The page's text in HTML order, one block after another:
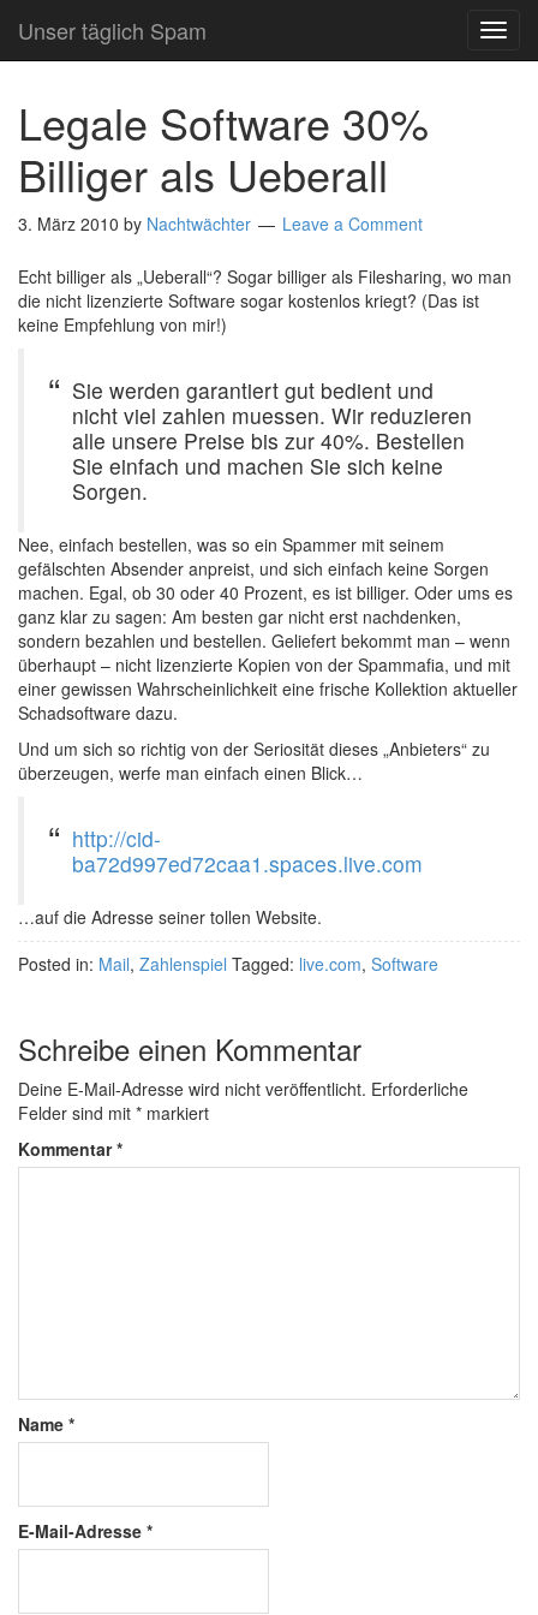
Unser täglich Spam
Legale Software 30%
Billiger als Ueberall
3. März 2010 by Nachtwächter Leave a Comment
Echt billiger als „Ueberall“? Sogar billiger als Filesharing, wo man
die nicht lizenzierte Software sogar kostenlos kriegt? (Das ist
keine Empfehlung von mir!)
Sie werden garantiert gut bedient und
nicht viel zahlen muessen. Wir reduzieren
alle unsere Preise bis zur 40%. Bestellen
Sie einfach und machen Sie sich keine
Sorgen.
Nee, einfach bestellen, was so ein Spammer mit seinem
gefälschten Absender anpreist, und sich einfach keine Sorgen
machen. Egal, ob 30 oder 40 Prozent, es ist billiger. Oder ums es
ganz klar zu sagen: Am besten gar nicht erst nachdenken,
sondern bezahlen und bestellen. Geliefert bekommt man – wenn
überhaupt – nicht lizenzierte Kopien von der Spammafia, und mit
einer gewissen Wahrscheinlichkeit eine frische Kollektion aktueller
Schadsoftware dazu.
Und um sich so richtig von der Seriosität dieses „Anbieters“ zu
überzeugen, werfe man einfach einen Blick…
http://cid-
ba72d997ed72caa1.spaces.live.com
…auf die Adresse seiner tollen Website.
Posted in: Mail, Zahlenspiel Tagged: live.com, Software
Schreibe einen Kommentar
Deine E-Mail-Adresse wird nicht veröffentlicht. Erforderliche
Felder sind mit * markiert
Kommentar*
Name *
E-Mail-Adresse *